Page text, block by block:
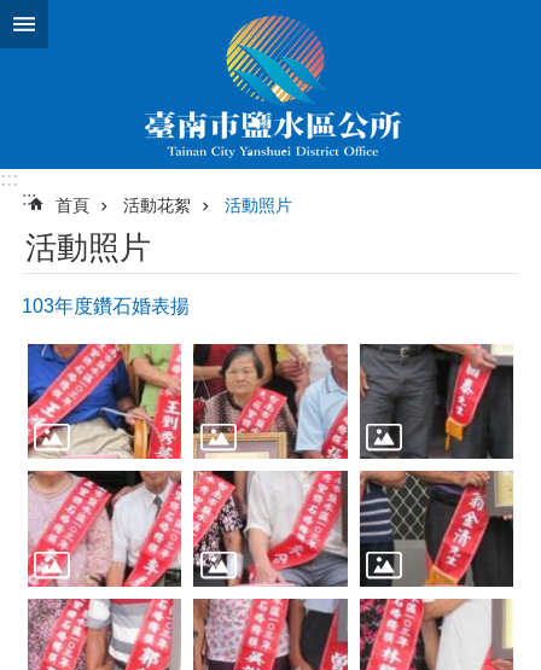
跳到主要內容區塊
:::
:::
首頁 活動花絮 活動照片
活動照片
103年度鑽石婚表揚